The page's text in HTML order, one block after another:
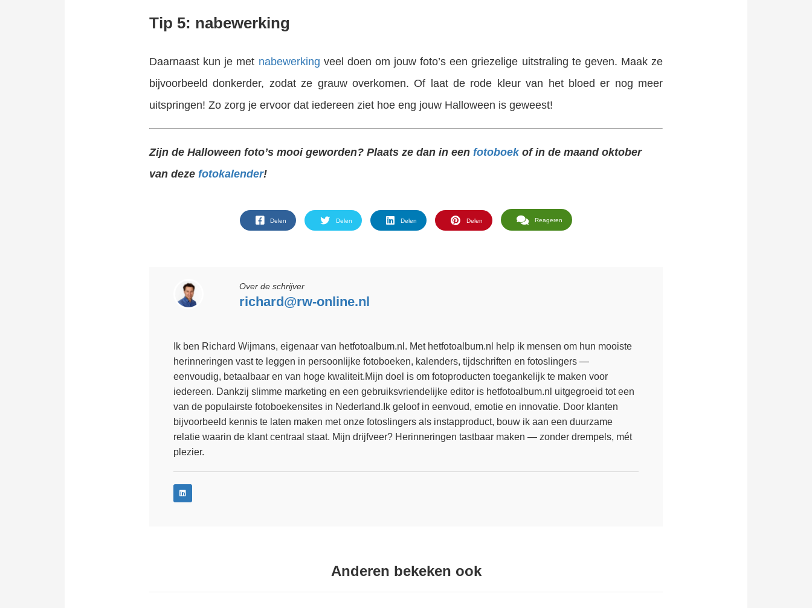
Tip 5: nabewerking
Daarnaast kun je met nabewerking veel doen om jouw foto’s een griezelige uitstraling te geven. Maak ze
bijvoorbeeld donkerder, zodat ze grauw overkomen. Of laat de rode kleur van het bloed er nog meer
uitspringen! Zo zorg je ervoor dat iedereen ziet hoe eng jouw Halloween is geweest!
Zijn de Halloween foto’s mooi geworden? Plaats ze dan in een fotoboekof in de maand oktober
van deze fotokalender!
Delen Delen Delen Delen Reageren
Over de schrijver
richard@rw-online.nl
Ik ben Richard Wijmans, eigenaar van hetfotoalbum.nl. Met hetfotoalbum.nl help ik mensen om hun mooiste
herinneringen vast te leggen in persoonlijke fotoboeken, kalenders, tijdschriften en fotoslingers —
eenvoudig, betaalbaar en van hoge kwaliteit.Mijn doel is om fotoproducten toegankelijk te maken voor
iedereen. Dankzij slimme marketing en een gebruiksvriendelijke editor is hetfotoalbum.nl uitgegroeid tot een
van de populairste fotoboekensites in Nederland.Ik geloof in eenvoud, emotie en innovatie. Door klanten
bijvoorbeeld kennis te laten maken met onze fotoslingers als instapproduct, bouw ik aan een duurzame
relatie waarin de klant centraal staat. Mijn drijfveer? Herinneringen tastbaar maken — zonder drempels, mét
plezier.
Anderen bekeken ook